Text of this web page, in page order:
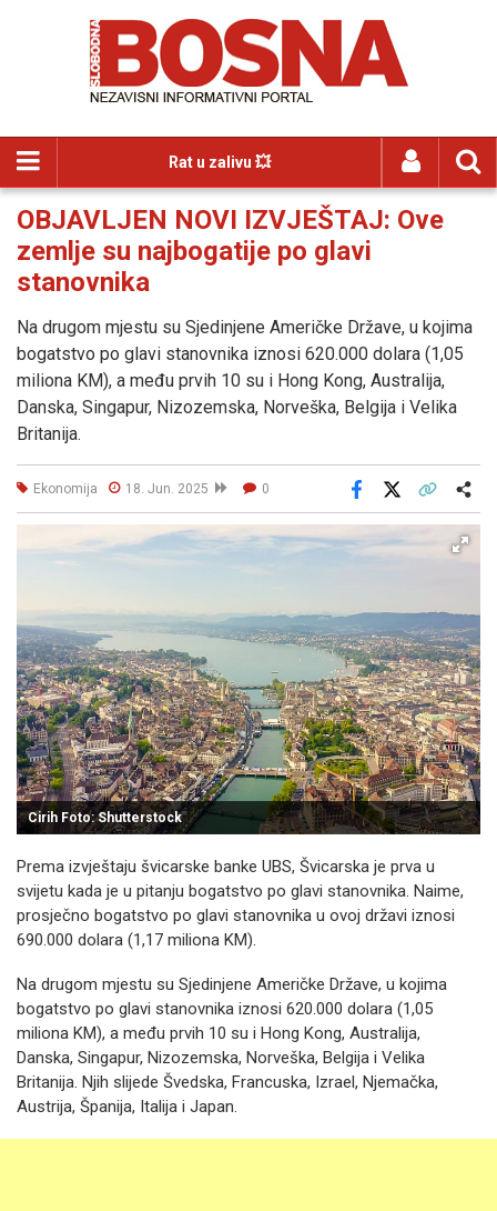
Rat u zalivu 💥
OBJAVLJEN NOVI IZVJEŠTAJ: Ove
zemlje su najbogatije po glavi
stanovnika
Na drugom mjestu su Sjedinjene Američke Države, u kojima
bogatstvo po glavi stanovnika iznosi 620.000 dolara (1,05
miliona KM), a među prvih 10 su i Hong Kong, Australija,
Danska, Singapur, Nizozemska, Norveška, Belgija i Velika
Britanija.
Ekonomija 18. Jun. 2025 0
Facebook
Cirih Foto: Shutterstock
Prema izvještaju švicarske banke UBS, Švicarska je prva u
svijetu kada je u pitanju bogatstvo po glavi stanovnika. Naime,
prosječno bogatstvo po glavi stanovnika u ovoj državi iznosi
690.000 dolara (1,17 miliona KM).
Na drugom mjestu su Sjedinjene Američke Države, u kojima
bogatstvo po glavi stanovnika iznosi 620.000 dolara (1,05
miliona KM), a među prvih 10 su i Hong Kong, Australija,
Danska, Singapur, Nizozemska, Norveška, Belgija i Velika
Britanija. Njih slijede Švedska, Francuska, Izrael, Njemačka,
Austrija, Španija, Italija i Japan.